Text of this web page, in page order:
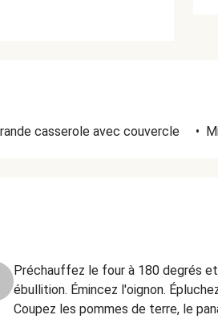
casserole avec couvercle •
Préchauffez le four à 180 degrés
ébullition. Émincez l'oignon.
Coupez les pommes de terre, le